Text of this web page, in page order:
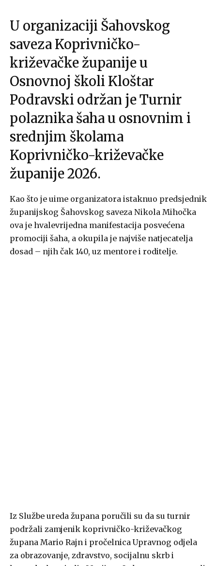
U organizaciji Šahovskog
saveza Koprivničko-
križevačke županije u
Osnovnoj školi Kloštar
Podravski održan je Turnir
polaznika šaha u osnovnim i
srednjim školama
Koprivničko-križevačke
županije 2026.
Kao što je uime organizatora istaknuo predsjednik
županijskog Šahovskog saveza Nikola Mihočka
ova je hvalevrijedna manifestacija posvećena
promociji šaha, a okupila je najviše natjecatelja
dosad – njih čak 140, uz mentore i roditelje.
Iz Službe ureda župana poručili su da su turnir
podržali zamjenik koprivničko-križevačkog
župana Mario Rajn i pročelnica Upravnog odjela
za obrazovanje, zdravstvo, socijalnu skrb i